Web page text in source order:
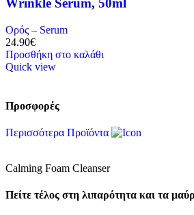
Wrinkle Serum, 50ml
Ορός – Serum
24.90€
Προσθήκη στο καλάθι
Quick view
Προσφορές
Περισσότερα Προϊόντα
Calming Foam Cleanser
Πείτε τέλος στη λιπαρότητα και τα